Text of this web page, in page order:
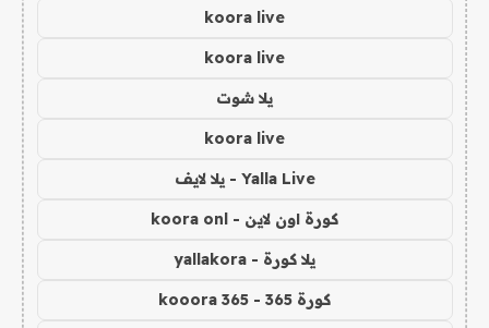
koora live
koora live
يلا شوت
koora live
Yalla Live - يلا لايف
كورة اون لاين - koora onl
يلا كورة - yallakora
كورة 365 - kooora 365